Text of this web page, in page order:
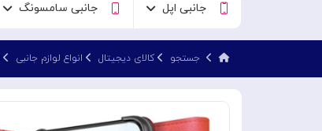
جانبی اپل جانبی سامسونگ
جستجو کالای دیجیتال انواع لوازم جانبی